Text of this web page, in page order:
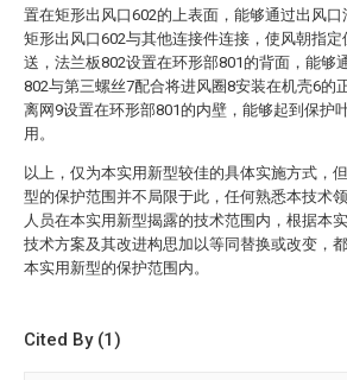
置在矩形出风口602的上表面，能够通过出风口
矩形出风口602与其他连接件连接，使风朝指定
送，法兰板802设置在环形部801的背面，能够
802与第三螺丝7配合将进风圈8安装在机壳6的
离网9设置在环形部801的内壁，能够起到保护
用。
以上，仅为本实用新型较佳的具体实施方式，
型的保护范围并不局限于此，任何熟悉本技术
人员在本实用新型揭露的技术范围内，根据本
技术方案及其改进构思加以等同替换或改变，
本实用新型的保护范围内。
Cited By (1)